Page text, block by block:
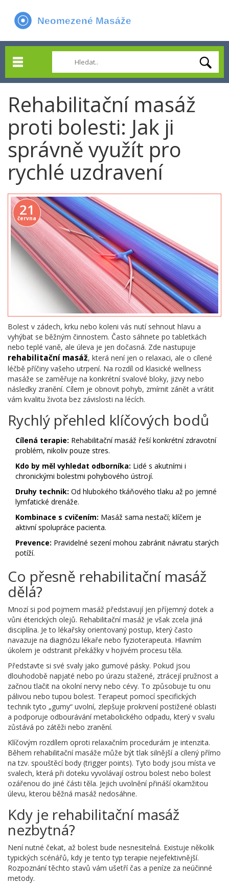
Rehabilitační masáž
proti bolesti: Jak ji
správně využít pro
rychlé uzdravení
21
června
Bolest v zádech, krku nebo koleni vás nutí sehnout hlavu a
vyhýbat se běžným činnostem. Často sáhnete po tabletkách
nebo teplé vaně, ale úleva je jen dočasná. Zde nastupuje
rehabilitační masáž, která není jen o relaxaci, ale o cílené
léčbě příčiny vašeho utrpení. Na rozdíl od klasické wellness
masáže se zaměřuje na konkrétní svalové bloky, jizvy nebo
následky zranění. Cílem je obnovit pohyb, zmírnit zánět a vrátit
vám kvalitu života bez závislosti na lécích.
Rychlý přehled klíčových bodů
Cílená terapie: Rehabilitační masáž řeší konkrétní zdravotní
problém, nikoliv pouze stres.
Kdo by měl vyhledat odborníka: Lidé s akutními i
chronickými bolestmi pohybového ústrojí.
Druhy technik: Od hlubokého tkáňového tlaku až po jemné
lymfatické drenáže.
Kombinace s cvičením: Masáž sama nestačí; klíčem je
aktivní spolupráce pacienta.
Prevence: Pravidelné sezení mohou zabránit návratu starých
potíží.
Co přesně rehabilitační masáž
dělá?
Mnozí si pod pojmem masáž představují jen příjemný dotek a
vůni éterických olejů. Rehabilitační masáž je však zcela jiná
disciplína. Je to lékařsky orientovaný postup, který často
navazuje na diagnózu lékaře nebo fyzioterapeuta. Hlavním
úkolem je odstranit překážky v hojivém procesu těla.
Představte si své svaly jako gumové pásky. Pokud jsou
dlouhodobě napjaté nebo po úrazu stažené, ztrácejí pružnost a
začnou tlačit na okolní nervy nebo cévy. To způsobuje tu onu
pálivou nebo tupou bolest. Terapeut pomocí specifických
technik tyto „gumy“ uvolní, zlepšuje prokrvení postižené oblasti
a podporuje odbourávání metabolického odpadu, který v svalu
zůstává po zátěži nebo zranění.
Klíčovým rozdílem oproti relaxačním procedurám je intenzita.
Během rehabilitační masáže může být tlak silnější a cílený přímo
na tzv. spouštěcí body (trigger points). Tyto body jsou místa ve
svalech, která při doteku vyvolávají ostrou bolest nebo bolest
ozářenou do jiné části těla. Jejich uvolnění přináší okamžitou
úlevu, kterou běžná masáž nedosáhne.
Kdy je rehabilitační masáž
nezbytná?
Není nutné čekat, až bolest bude nesnesitelná. Existuje několik
typických scénářů, kdy je tento typ terapie nejefektivnější.
Rozpoznání těchto stavů vám ušetří čas a peníze za neúčinné
metody.